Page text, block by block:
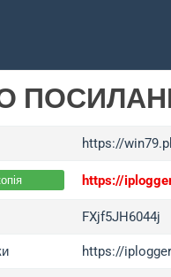
https://
https://
FXjf5JH6044j
https://